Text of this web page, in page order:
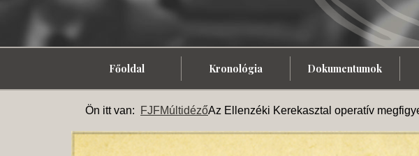
Főoldal Kronológia Dokumentumok
Ön itt van: FJFMúltidézőAz Ellenzéki Kerekasztal operatív